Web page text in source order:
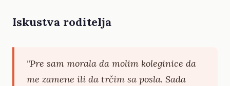
Iskustva roditelja
"Pre sam morala da molim koleginice da
me zamene ili da trčim sa posla. Sada